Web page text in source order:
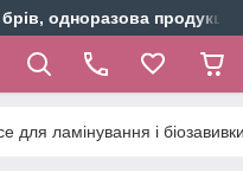
одноразова продукція
для ламінування і